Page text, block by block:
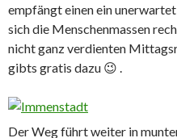
empfängt einen ein
sich die Menschenmassen
nicht ganz verdienten
gibts gratis dazu 😉 .
Der Weg führt weiter in